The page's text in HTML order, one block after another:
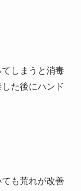
しまうと消毒
た後にハンド
も荒れが改善